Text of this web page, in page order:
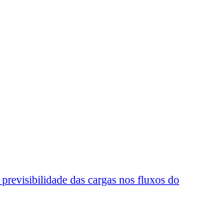
das cargas nos fluxos do